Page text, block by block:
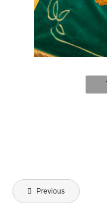
Beitragsnavigation
Previous